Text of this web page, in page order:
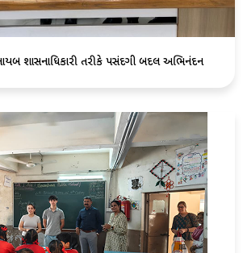
શાસનાધિકારી તરીકે પસંદગી બદલ અભિનંદન